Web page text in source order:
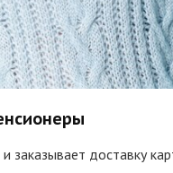
заказывает доставку